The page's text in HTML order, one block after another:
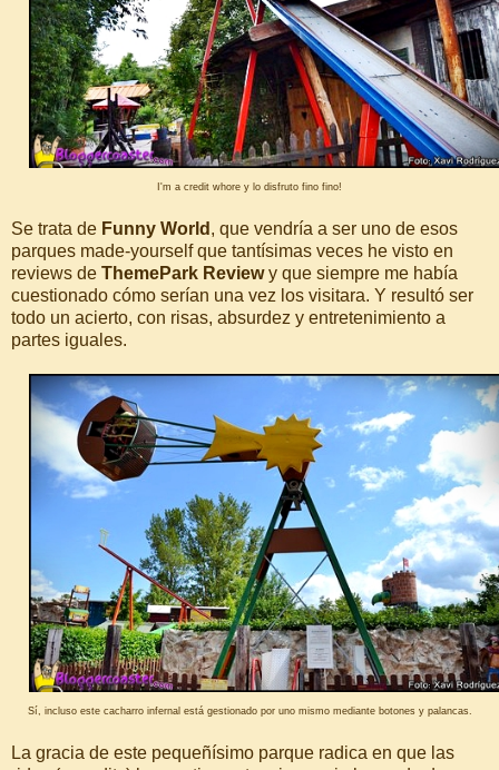
I'm a credit whore y lo disfruto fino fino!
Se trata de Funny World , que vendría a ser uno de esos
parques made-yourself que tantísimas veces he visto en
reviews de ThemePark Reviewy que siempre me había
cuestionado cómo serían una vez los visitara. Y resultó ser
todo un acierto, con risas, absurdez y entretenimiento a
partes iguales.
Sí, incluso este cacharro infernal está gestionado por uno mismo mediante botones y palancas.
La gracia de este pequeñísimo parque radica en que las